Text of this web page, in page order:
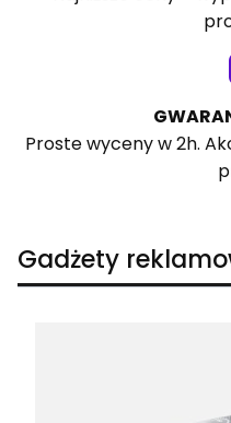
Proste wyceny w 2h.
Gadżety